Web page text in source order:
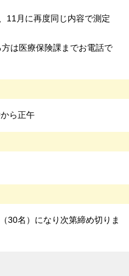
11月に再度同じ内容で測定
は医療保険課までお電話で
ら正午
30名）になり次第締め切りま